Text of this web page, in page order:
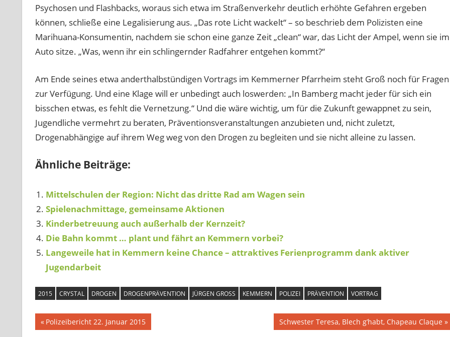
Psychosen und Flashbacks, woraus sich etwa im Straßenverkehr deutlich erhöhte Gefahren ergeben
können, schließe eine Legalisierung aus. „Das rote Licht wackelt“ – so beschrieb dem Polizisten eine
Marihuana-Konsumentin, nachdem sie schon eine ganze Zeit „clean“ war, das Licht der Ampel, wenn sie im
Auto sitze. „Was, wenn ihr ein schlingernder Radfahrer entgehen kommt?“
Am Ende seines etwa anderthalbstündigen Vortrags im Kemmerner Pfarrheim steht Groß noch für Fragen
zur Verfügung. Und eine Klage will er unbedingt auch loswerden: „In Bamberg macht jeder für sich ein
bisschen etwas, es fehlt die Vernetzung.“ Und die wäre wichtig, um für die Zukunft gewappnet zu sein,
Jugendliche vermehrt zu beraten, Präventionsveranstaltungen anzubieten und, nicht zuletzt,
Drogenabhängige auf ihrem Weg weg von den Drogen zu begleiten und sie nicht alleine zu lassen.
Ähnliche Beiträge:
Mittelschulen der Region: Nicht das dritte Rad am Wagen sein
Spielenachmittage, gemeinsame Aktionen
Kinderbetreuung auch außerhalb der Kernzeit?
Die Bahn kommt … plant und fährt an Kemmern vorbei?
Langeweile hat in Kemmern keine Chance – attraktives Ferienprogramm dank aktiver
Jugendarbeit
2015 CRYSTAL DROGEN DROGENPRÄVENTION JÜRGEN GROSS KEMMERN POLIZEI PRÄVENTION VORTRAG
Beitragsnavigation
Vorheriger
Beitrag:
Polizeibericht 22. Januar 2015
Nächster
Beitrag:
Schwester Teresa, Blech g’habt, Chapeau Claque